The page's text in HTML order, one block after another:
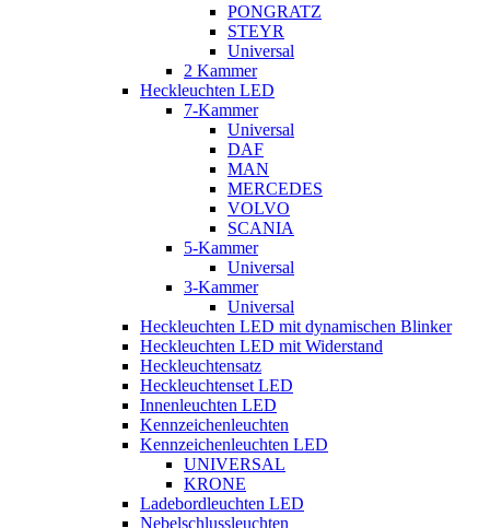
PONGRATZ
STEYR
Universal
2 Kammer
Heckleuchten LED
7-Kammer
Universal
DAF
MAN
MERCEDES
VOLVO
SCANIA
5-Kammer
Universal
3-Kammer
Universal
Heckleuchten LED mit dynamischen Blinker
Heckleuchten LED mit Widerstand
Heckleuchtensatz
Heckleuchtenset LED
Innenleuchten LED
Kennzeichenleuchten
Kennzeichenleuchten LED
UNIVERSAL
KRONE
Ladebordleuchten LED
Nebelschlussleuchten